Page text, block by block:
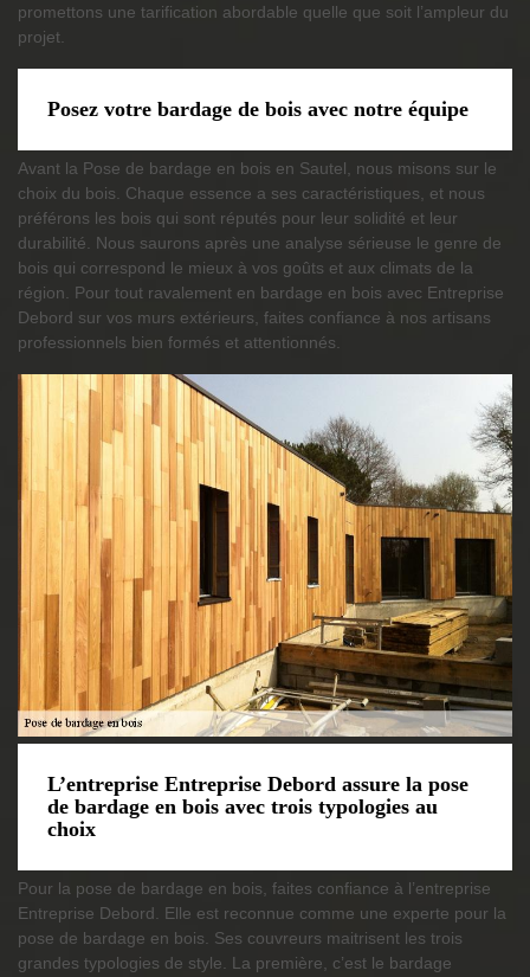
promettons une tarification abordable quelle que soit l’ampleur du
projet.
Posez votre bardage de bois avec notre équipe
Avant la Pose de bardage en bois en Sautel, nous misons sur le
choix du bois. Chaque essence a ses caractéristiques, et nous
préférons les bois qui sont réputés pour leur solidité et leur
durabilité. Nous saurons après une analyse sérieuse le genre de
bois qui correspond le mieux à vos goûts et aux climats de la
région. Pour tout ravalement en bardage en bois avec Entreprise
Debord sur vos murs extérieurs, faites confiance à nos artisans
professionnels bien formés et attentionnés.
L’entreprise Entreprise Debord assure la pose
de bardage en bois avec trois typologies au
choix
Pour la pose de bardage en bois, faites confiance à l’entreprise
Entreprise Debord. Elle est reconnue comme une experte pour la
pose de bardage en bois. Ses couvreurs maitrisent les trois
grandes typologies de style. La première, c’est le bardage